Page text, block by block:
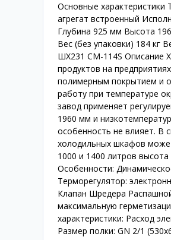
Основные
агрегат встроенный
Глубина 925 мм Высота
Вес (без упаковки) 184 кг
ШХ231 CM-114S Описание
продуктов на
полимерным покрытием и
работу при температуре
завод применяет
1960 мм и
особенность не влияет. В
холодильных шкафов
1000 и 1400 литров
Особенности:
Терморегулятор:
Клапан Шредера
максимальную
характеристики: Расход
Размер полки: GN 2/1